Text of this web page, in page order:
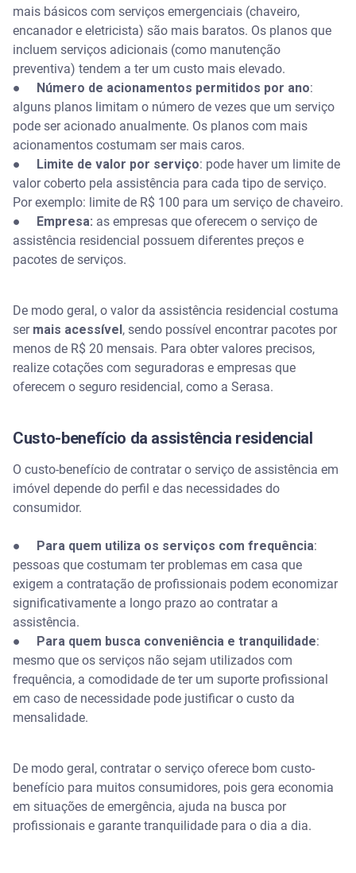
mais básicos com serviços emergenciais (chaveiro,
encanador e eletricista) são mais baratos. Os planos que
incluem serviços adicionais (como manutenção
preventiva) tendem a ter um custo mais elevado.
●
Número de acionamentos permitidos por ano:
alguns planos limitam o número de vezes que um serviço
pode ser acionado anualmente. Os planos com mais
acionamentos costumam ser mais caros.
●
Limite de valor por serviço: pode haver um limite de
valor coberto pela assistência para cada tipo de serviço.
Por exemplo: limite de R$ 100 para um serviço de chaveiro.
●
Empresa: as empresas que oferecem o serviço de
assistência residencial possuem diferentes preços e
pacotes de serviços.
De modo geral, o valor da assistência residencial costuma
ser mais acessível , sendo possível encontrar pacotes por
menos de R$ 20 mensais. Para obter valores precisos,
realize cotações com seguradoras e empresas que
oferecem o seguro residencial, como a Serasa.
Custo-benefício da assistência residencial
O custo-benefício de contratar o serviço de assistência em
imóvel depende do perfil e das necessidades do
consumidor.
● Para quem utiliza os serviços com frequência:
pessoas que costumam ter problemas em casa que
exigem a contratação de profissionais podem economizar
significativamente a longo prazo ao contratar a
assistência.
●
Para quem busca conveniência e tranquilidade:
mesmo que os serviços não sejam utilizados com
frequência, a comodidade de ter um suporte profissional
em caso de necessidade pode justificar o custo da
mensalidade.
De modo geral, contratar o serviço oferece bom custo-
benefício para muitos consumidores, pois gera economia
em situações de emergência, ajuda na busca por
profissionais e garante tranquilidade para o dia a dia.